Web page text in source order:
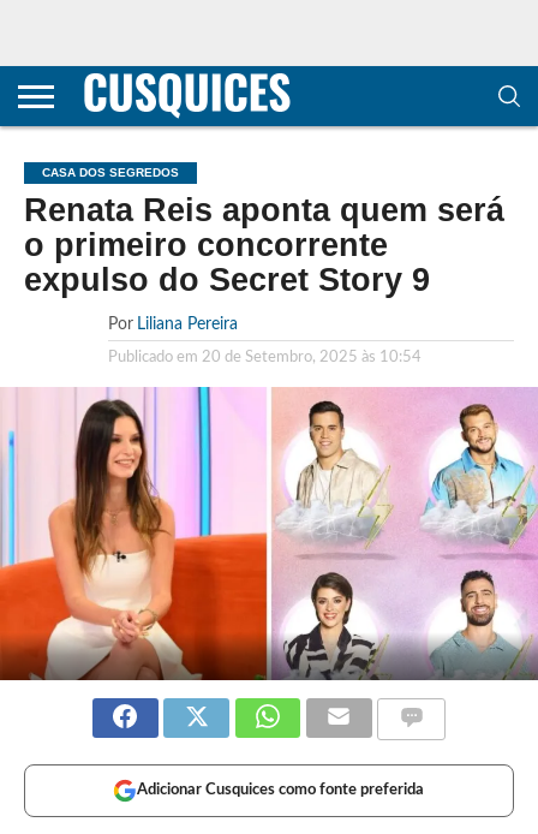
CONTACTOS
HOME
POLÍTICA DE
E COOKIES
SOBRE
TERMOS E
TRANSPARÊNCIA
METODOLOGIA
CASA DOS SEGREDOS
Renata Reis aponta quem será
o primeiro concorrente
expulso do Secret Story 9
Por Liliana Pereira
Publicado em 20 de Setembro, 2025 às 10:54
Adicionar Cusquices como fonte preferida